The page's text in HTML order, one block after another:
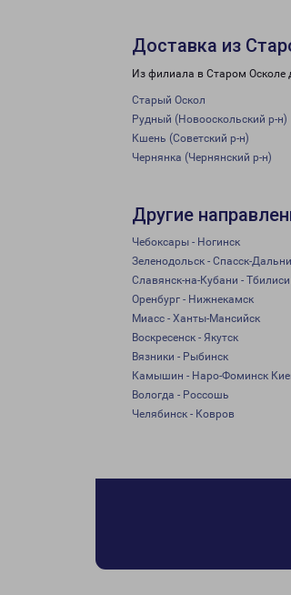
Доставка из
Из филиала в Старом Осколе
Старый Оскол
Рудный (Новооскольский р-н)
Кшень (Советский р-н)
Чернянка (Чернянский р-н)
Другие
Чебоксары - Ногинск
Зеленодольск - Спасск-
Славянск-на-Кубани - Тбилиси
Оренбург - Нижнекамск
Миасс - Ханты-Мансийск
Воскресенск - Якутск
Вязники - Рыбинск
Камышин - Наро-Фоминск
Вологда - Россошь
Челябинск - Ковров